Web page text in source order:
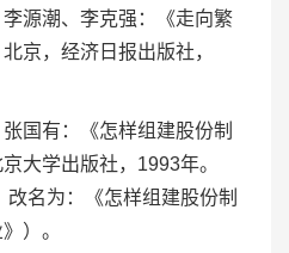
李源潮、 李克强 ：《走向繁
京，经济日报出版社，
张国有：《怎样组建股份制
大学出版社，1993年。
改名为：《怎样组建股份制
）。